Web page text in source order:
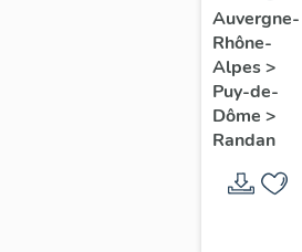
à joues
n° 2
Auvergne-
Rhône-
Alpes>
Puy-de-
Dôme >
Randan